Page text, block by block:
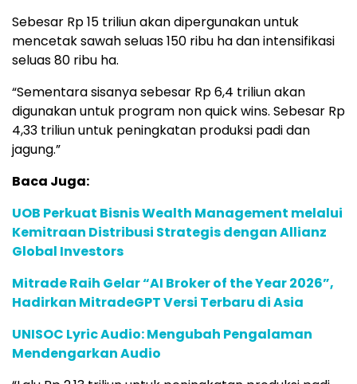
Sebesar Rp 15 triliun akan dipergunakan untuk
mencetak sawah seluas 150 ribu ha dan intensifikasi
seluas 80 ribu ha.
“Sementara sisanya sebesar Rp 6,4 triliun akan
digunakan untuk program non quick wins. Sebesar Rp
4,33 triliun untuk peningkatan produksi padi dan
jagung.”
Baca Juga:
UOB Perkuat Bisnis Wealth Management melalui
Kemitraan Distribusi Strategis dengan Allianz
Global Investors
Mitrade Raih Gelar “AI Broker of the Year 2026”,
Hadirkan MitradeGPT Versi Terbaru di Asia
UNISOC Lyric Audio: Mengubah Pengalaman
Mendengarkan Audio